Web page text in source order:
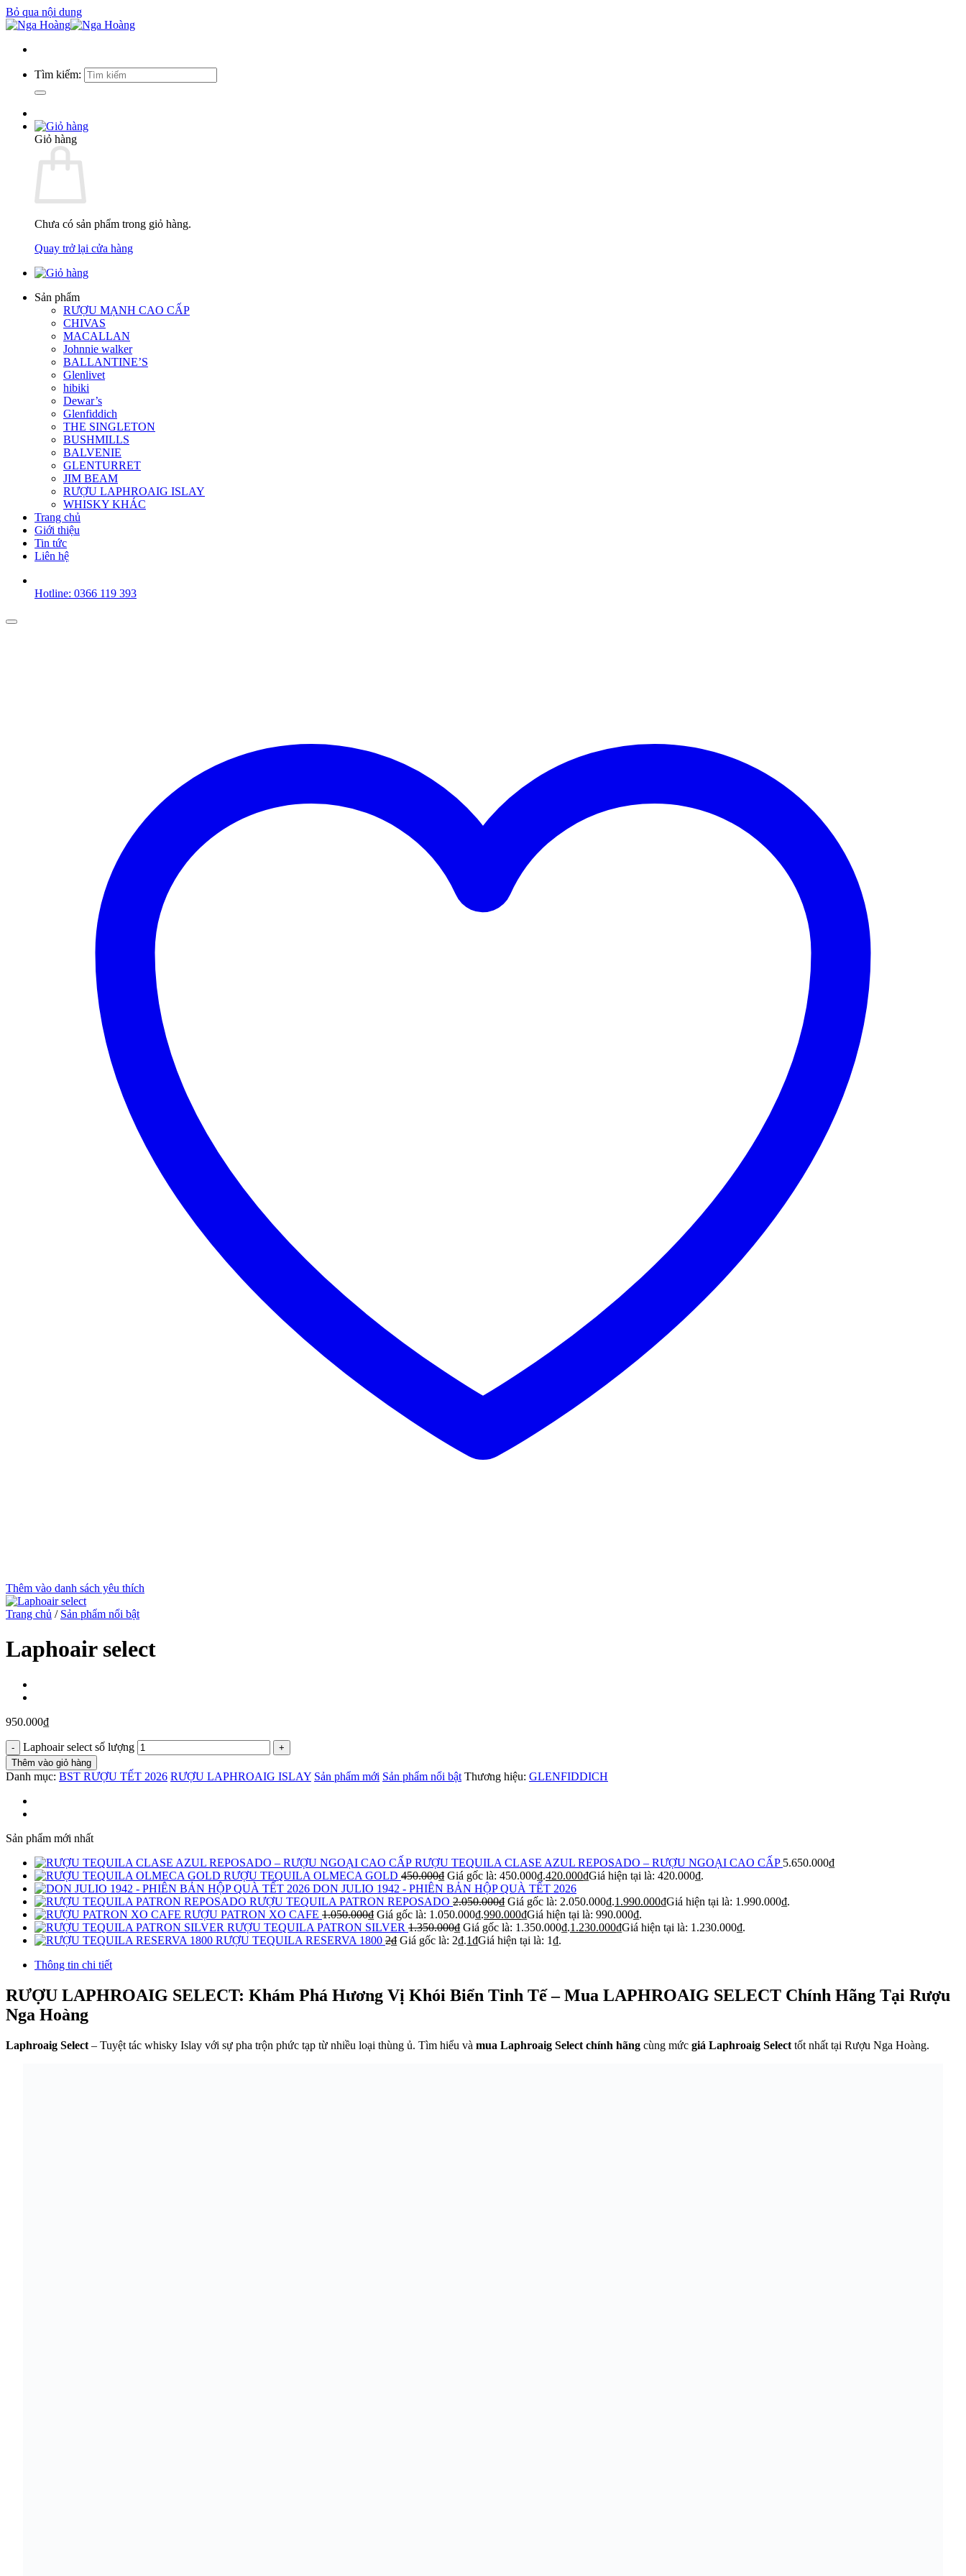
Bỏ qua nội dung
Tìm kiếm:
Giỏ hàng
Chưa có sản phẩm trong giỏ hàng.
Quay trở lại cửa hàng
Sản phẩm
RƯỢU MẠNH CAO CẤP
CHIVAS
MACALLAN
Johnnie walker
BALLANTINE’S
Glenlivet
hibiki
Dewar’s
Glenfiddich
THE SINGLETON
BUSHMILLS
BALVENIE
GLENTURRET
JIM BEAM
RƯỢU LAPHROAIG ISLAY
WHISKY KHÁC
Trang chủ
Giới thiệu
Tin tức
Liên hệ
Hotline: 0366 119 393
Thêm vào danh sách yêu thích
Trang chủ / Sản phẩm nổi bật
Laphoair select
950.000₫
Laphoair select số lượng
Thêm vào giỏ hàng
Danh mục: BST RƯỢU TẾT 2026 RƯỢU LAPHROAIG ISLAY Sản phẩm mới Sản phẩm nổi bật Thương hiệu: GLENFIDDICH
Sản phẩm mới nhất
RƯỢU TEQUILA CLASE AZUL REPOSADO – RƯỢU NGOẠI CAO CẤP 5.650.000₫
RƯỢU TEQUILA OLMECA GOLD 450.000₫ Giá gốc là: 450.000₫.420.000₫Giá hiện tại là: 420.000₫.
DON JULIO 1942 - PHIÊN BẢN HỘP QUÀ TẾT 2026
RƯỢU TEQUILA PATRON REPOSADO 2.050.000₫ Giá gốc là: 2.050.000₫.1.990.000₫Giá hiện tại là: 1.990.000₫.
RƯỢU PATRON XO CAFE 1.050.000₫ Giá gốc là: 1.050.000₫.990.000₫Giá hiện tại là: 990.000₫.
RƯỢU TEQUILA PATRON SILVER 1.350.000₫ Giá gốc là: 1.350.000₫.1.230.000₫Giá hiện tại là: 1.230.000₫.
RƯỢU TEQUILA RESERVA 1800 2₫ Giá gốc là: 2₫.1₫Giá hiện tại là: 1₫.
Thông tin chi tiết
RƯỢU LAPHROAIG SELECT: Khám Phá Hương Vị Khói Biển Tinh Tế – Mua LAPHROAIG SELECT Chính Hãng Tại Rượu
Nga Hoàng
Laphroaig Select – Tuyệt tác whisky Islay với sự pha trộn phức tạp từ nhiều loại thùng ủ. Tìm hiểu và mua Laphroaig Select chính hãng cùng mức giá Laphroaig Select tốt nhất tại Rượu Nga Hoàng.